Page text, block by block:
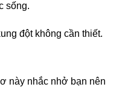
sống.
đột không cần thiết.
này nhắc nhở bạn nên